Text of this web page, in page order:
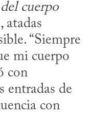
cuerpo
atadas
“Siempre
mi cuerpo
con
entradas de
con